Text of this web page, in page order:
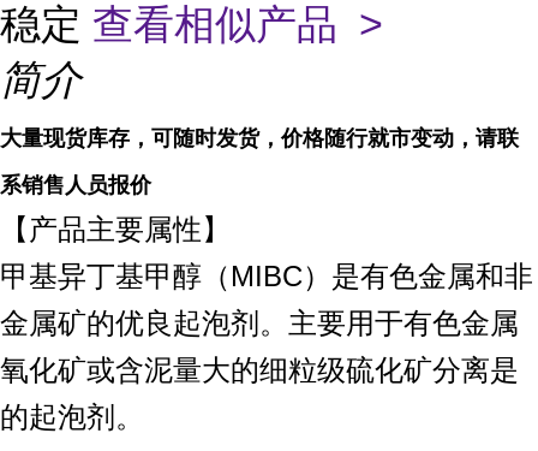
稳定 查看相似产品 >
简介
大量现货库存，可随时发货，价格随行就市变动，请联
系销售人员报价
【产品主要属性】
甲基异丁基甲醇（MIBC）是有色金属和非
金属矿的优良起泡剂。主要用于有色金属
氧化矿或含泥量大的细粒级硫化矿分离是
的起泡剂。